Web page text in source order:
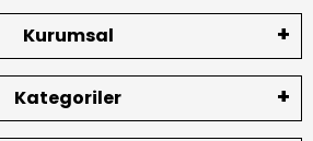
Kurumsal
Kategoriler